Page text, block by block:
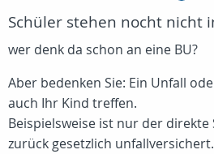
Schüler stehen nocht nicht
wer denk da schon an eine BU?
Aber bedenken Sie: Ein Unfall
auch Ihr Kind treffen.
Beispielsweise ist nur der direkte
zurück gesetzlich